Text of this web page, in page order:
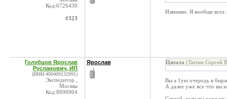
Код:6726430
#323
Извиняю. Я вообще всех
Голубцов Ярослав
Русланович, ИП
(ИНН:400409132991)
Экспедитор ,
Москва
Код:8890904
Ярослав Цитата (Тютин Сергей
Вы а 1ую очередь в
А далее уже все что вы